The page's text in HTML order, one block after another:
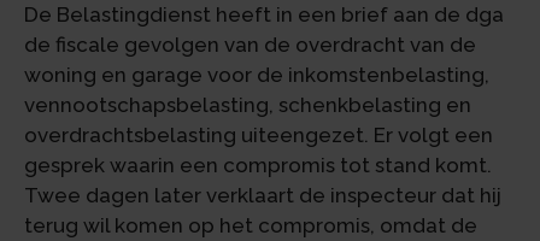
De Belastingdienst heeft in een brief aan de dga
de fiscale gevolgen van de overdracht van de
woning en garage voor de inkomstenbelasting,
vennootschapsbelasting, schenkbelasting en
overdrachtsbelasting uiteengezet. Er volgt een
gesprek waarin een compromis tot stand komt.
Twee dagen later verklaart de inspecteur dat hij
terug wil komen op het compromis, omdat de